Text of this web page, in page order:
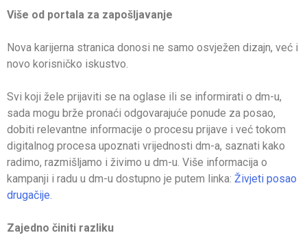
Više od portala za zapošljavanje
Nova karijerna stranica donosi ne samo osvježen dizajn, već i
novo korisničko iskustvo.
Svi koji žele prijaviti se na oglase ili se informirati o dm-u,
sada mogu brže pronaći odgovarajuće ponude za posao,
dobiti relevantne informacije o procesu prijave i već tokom
digitalnog procesa upoznati vrijednosti dm-a, saznati kako
radimo, razmišljamo i živimo u dm-u. Više informacija o
kampanji i radu u dm-u dostupno je putem linka: Živjeti posao
drugačije.
Zajedno činiti razliku